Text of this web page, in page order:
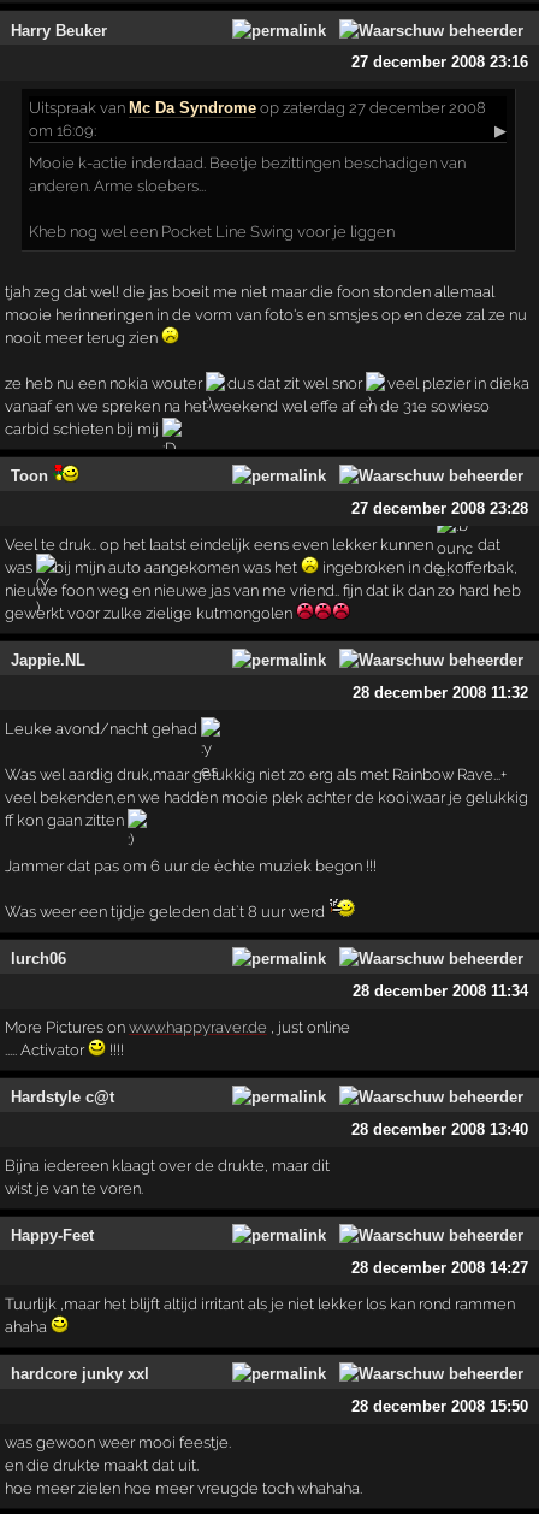
Harry Beuker
27 december 2008 23:16
Uitspraak van Mc Da Syndrome op zaterdag 27 december 2008
om 16:09:
▶
Mooie k-actie inderdaad. Beetje bezittingen beschadigen van
anderen. Arme sloebers...
Kheb nog wel een Pocket Line Swing voor je liggen
tjah zeg dat wel! die jas boeit me niet maar die foon stonden allemaal
mooie herinneringen in de vorm van foto's en smsjes op en deze zal ze nu
nooit meer terug zien
ze heb nu een nokia wouter dus dat zit wel snor
veel plezier in dieka
vanaaf en we spreken na het weekend wel effe af en de 31e sowieso
carbid schieten bij mij
Toon
27 december 2008 23:28
Veel te druk.. op het laatst eindelijk eens even lekker kunnen
dat
was
bij mijn auto aangekomen was het
ingebroken in de kofferbak,
nieuwe foon weg en nieuwe jas van me vriend.. fijn dat ik dan zo hard heb
gewerkt voor zulke zielige kutmongolen
Jappie.NL
28 december 2008 11:32
Leuke avond/nacht gehad
Was wel aardig druk,maar gelukkig niet zo erg als met Rainbow Rave...+
veel bekenden,en we hadden mooie plek achter de kooi,waar je gelukkig
ff kon gaan zitten
Jammer dat pas om 6 uur de èchte muziek begon !!!
Was weer een tijdje geleden dat`t 8 uur werd
lurch06
28 december 2008 11:34
More Pictures on www.happyraver.de , just online
..... Activator
!!!!
Hardstyle c@t
28 december 2008 13:40
Bijna iedereen klaagt over de drukte, maar dit
wist je van te voren.
Happy-Feet
28 december 2008 14:27
Tuurlijk ,maar het blijft altijd irritant als je niet lekker los kan rond rammen
ahaha
hardcore junky xxl
28 december 2008 15:50
was gewoon weer mooi feestje.
en die drukte maakt dat uit.
hoe meer zielen hoe meer vreugde toch whahaha.